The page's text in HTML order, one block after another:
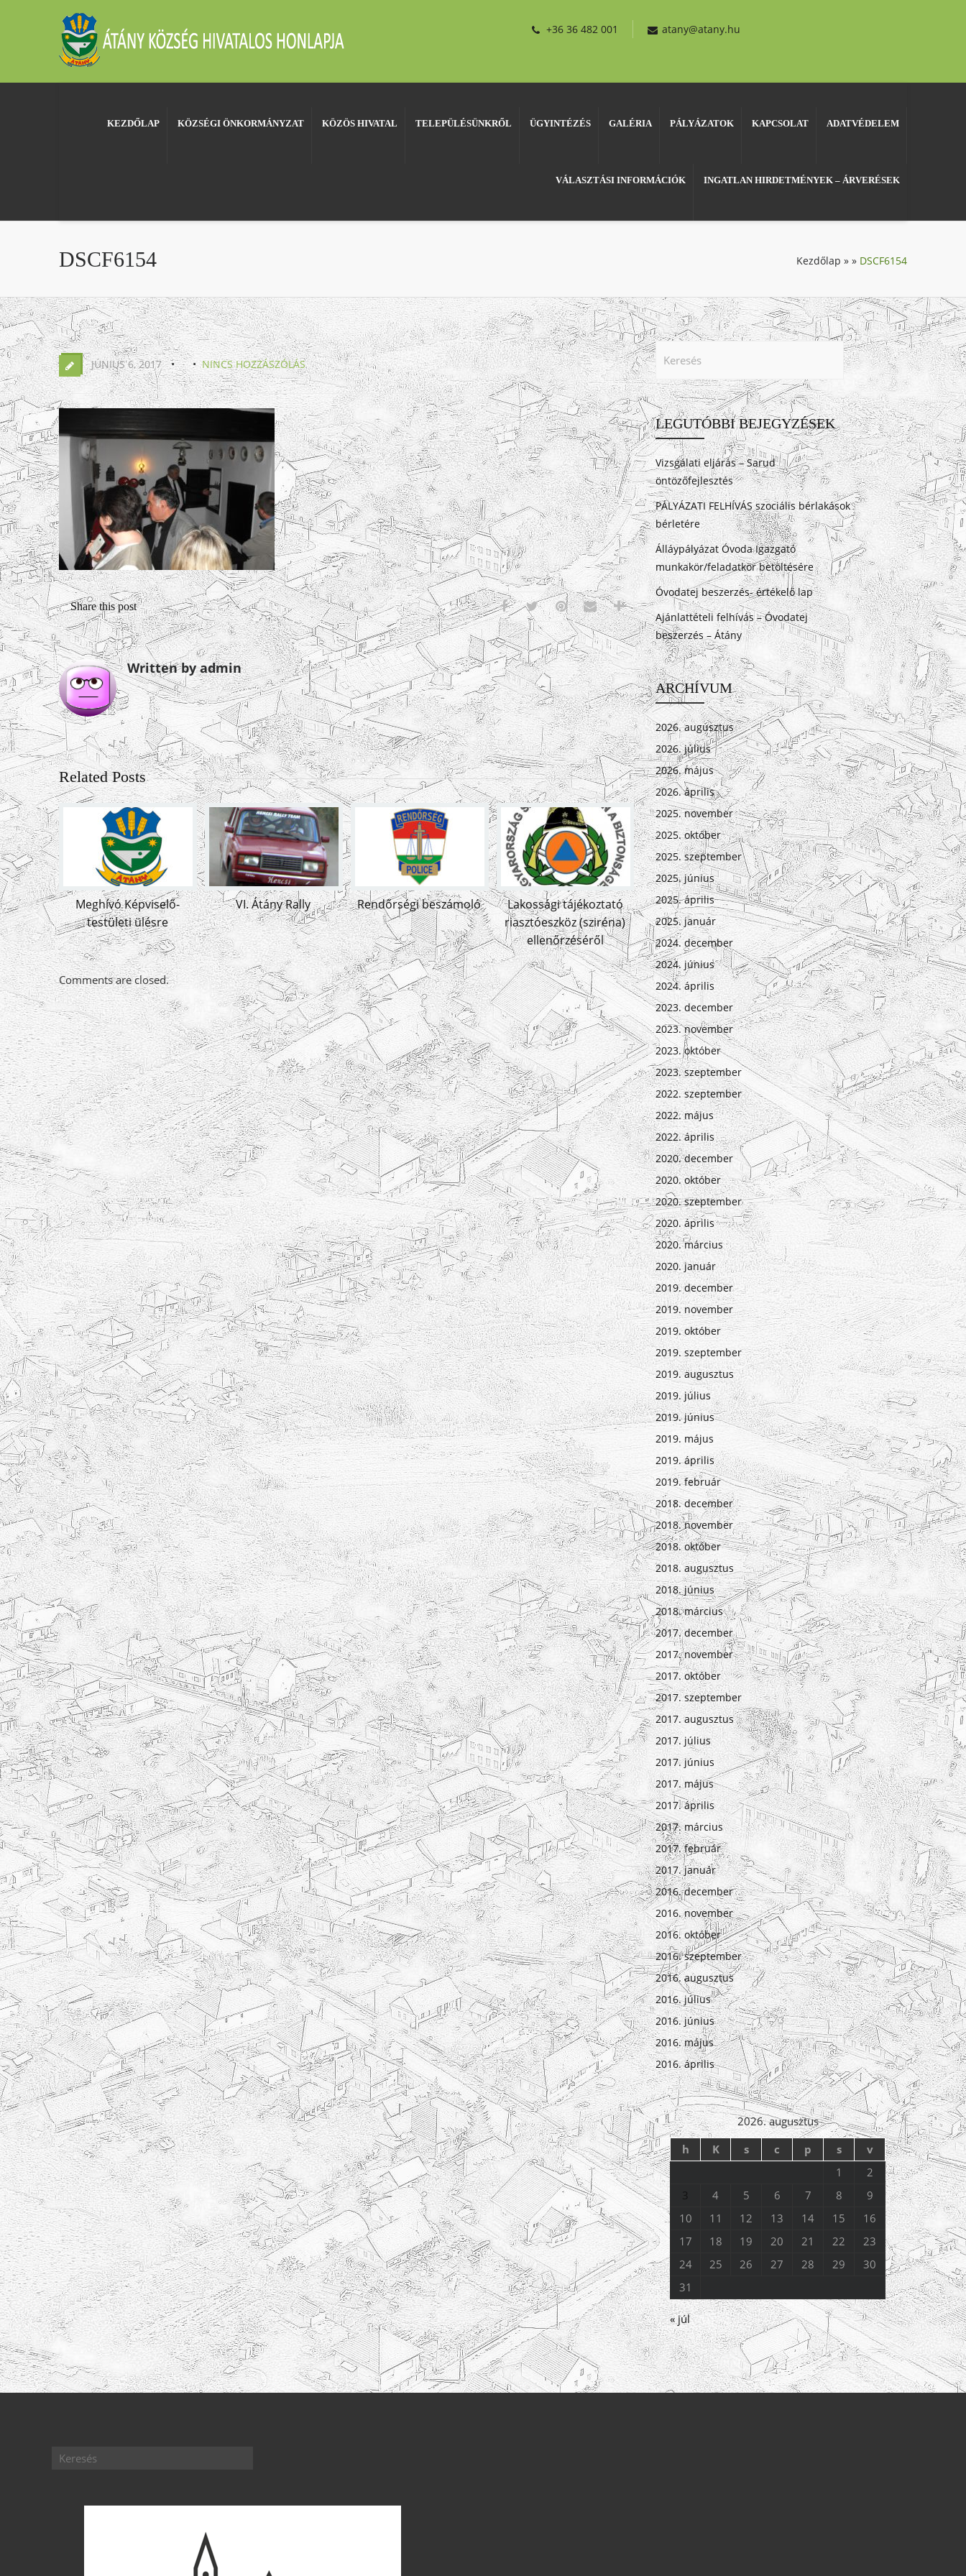
+36 36 482 001 atany@atany.hu
KEZDŐLAP KÖZSÉGI ÖNKORMÁNYZAT KÖZÖS HIVATAL TELEPÜLÉSÜNKRŐL ÜGYINTÉZÉS GALÉRIA PÁLYÁZATOK KAPCSOLAT ADATVÉDELEM
VÁLASZTÁSI INFORMÁCIÓK INGATLAN HIRDETMÉNYEK – ÁRVERÉSEK
DSCF6154 Kezdőlap » » DSCF6154
JÚNIUS 6, 2017 NINCS HOZZÁSZÓLÁS
Share this post
Written by admin
Related Posts
Meghívó Képviselő-
testületi ülésre
VI. Átány Rally Rendőrségi beszámoló
Lakossági tájékoztató
riasztóeszköz (sziréna)
ellenőrzéséről
Comments are closed.
LEGUTÓBBI BEJEGYZÉSEK
Vizsgálati eljárás – Sarud
öntözőfejlesztés
PÁLYÁZATI FELHÍVÁS szociális bérlakások
bérletére
Álláypályázat Óvoda Igazgató
munkakör/feladatkör betöltésére
Óvodatej beszerzés- értékelő lap
Ajánlattételi felhívás – Óvodatej
beszerzés – Átány
ARCHÍVUM
2026. augusztus
2026. július
2026. május
2026. április
2025. november
2025. október
2025. szeptember
2025. június
2025. április
2025. január
2024. december
2024. június
2024. április
2023. december
2023. november
2023. október
2023. szeptember
2022. szeptember
2022. május
2022. április
2020. december
2020. október
2020. szeptember
2020. április
2020. március
2020. január
2019. december
2019. november
2019. október
2019. szeptember
2019. augusztus
2019. július
2019. június
2019. május
2019. április
2019. február
2018. december
2018. november
2018. október
2018. augusztus
2018. június
2018. március
2017. december
2017. november
2017. október
2017. szeptember
2017. augusztus
2017. július
2017. június
2017. május
2017. április
2017. március
2017. február
2017. január
2016. december
2016. november
2016. október
2016. szeptember
2016. augusztus
2016. július
2016. június
2016. május
2016. április
2026. augusztus
h
K s c p s
v
1
2
3
4 5 6 7 8
9
10
11 12 13 14 15
16
17
18 19 20 21 22
23
24
25 26 27 28 29
30
31
« júl